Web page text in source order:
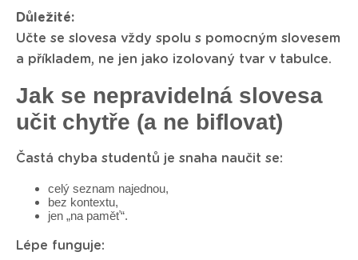
Důležité:
Učte se slovesa vždy spolu s pomocným slovesem
a příkladem, ne jen jako izolovaný tvar v tabulce.
Jak se nepravidelná slovesa
učit chytře (a ne biflovat)
Častá chyba studentů je snaha naučit se:
celý seznam najednou,
bez kontextu,
jen „na paměť“.
Lépe funguje: